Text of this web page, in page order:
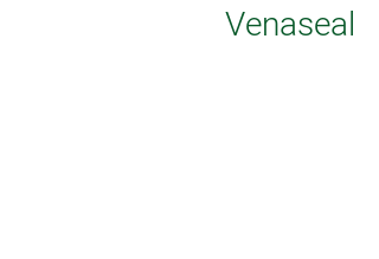
Venaseal